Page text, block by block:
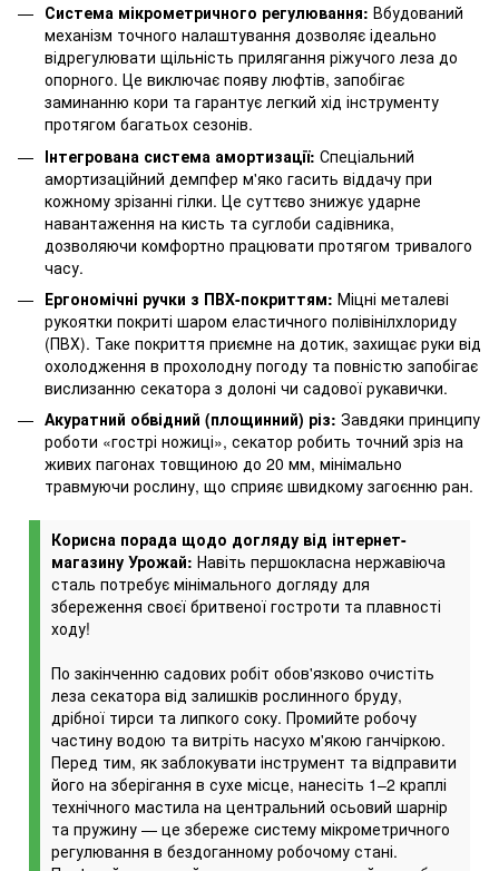
Система мікрометричного регулювання: Вбудований
механізм точного налаштування дозволяє ідеально
відрегулювати щільність прилягання ріжучого леза до
опорного. Це виключає появу люфтів, запобігає
заминанню кори та гарантує легкий хід інструменту
протягом багатьох сезонів.
Інтегрована система амортизації: Спеціальний
амортизаційний демпфер м'яко гасить віддачу при
кожному зрізанні гілки. Це суттєво знижує ударне
навантаження на кисть та суглоби садівника,
дозволяючи комфортно працювати протягом тривалого
часу.
Ергономічні ручки з ПВХ-покриттям: Міцні металеві
рукоятки покриті шаром еластичного полівінілхлориду
(ПВХ). Таке покриття приємне на дотик, захищає руки від
охолодження в прохолодну погоду та повністю запобігає
вислизанню секатора з долоні чи садової рукавички.
Акуратний обвідний (площинний) різ: Завдяки принципу
роботи «гострі ножиці», секатор робить точний зріз на
живих пагонах товщиною до 20 мм, мінімально
травмуючи рослину, що сприяє швидкому загоєнню ран.
Корисна порада щодо догляду від інтернет-
магазину Урожай: Навіть першокласна нержавіюча
сталь потребує мінімального догляду для
збереження своєї бритвеної гостроти та плавності
ходу!
По закінченню садових робіт обов'язково очистіть
леза секатора від залишків рослинного бруду,
дрібної тирси та липкого соку. Промийте робочу
частину водою та витріть насухо м'якою ганчіркою.
Перед тим, як заблокувати інструмент та відправити
його на зберігання в сухе місце, нанесіть 1–2 краплі
технічного мастила на центральний осьовий шарнір
та пружину — це збереже систему мікрометричного
регулювання в бездоганному робочому стані.